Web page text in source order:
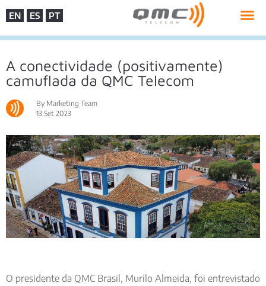
EN ES PT
A conectividade (positivamente)
camuflada da QMC Telecom
By Marketing Team
13 Set 2023
O presidente da QMC Brasil, Murilo Almeida, foi entrevistado